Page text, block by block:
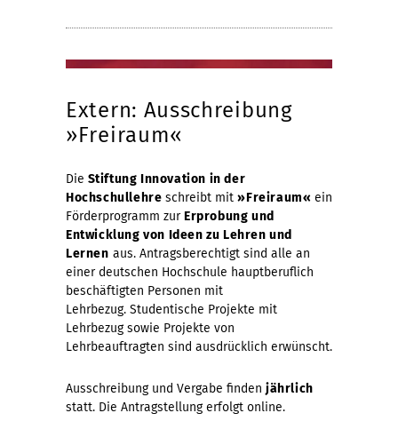
Extern: Ausschreibung
»Freiraum«
Die Stiftung Innovation in der
Hochschullehre schreibt mit»Freiraum«ein
Förderprogramm zurErprobung und
Entwicklung von Ideen zu Lehren und
Lernen aus. Antragsberechtigt sind alle an
einer deutschen Hochschule hauptberuflich
beschäftigten Personen mit
Lehrbezug. Studentische Projekte mit
Lehrbezug sowie Projekte von
Lehrbeauftragten sind ausdrücklich erwünscht.
Ausschreibung und Vergabe finden jährlich
statt. Die Antragstellung erfolgt online.